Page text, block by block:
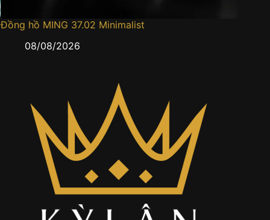
hồ MING 37.02 Minimalist
08/08/2026